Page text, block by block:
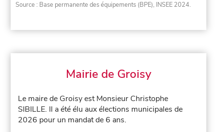
Source : Base permanente des équipements (BPE), INSEE 2024.
Mairie de Groisy
Le maire de Groisy est Monsieur Christophe
SIBILLE. Il a été élu aux élections municipales de
2026 pour un mandat de 6 ans.